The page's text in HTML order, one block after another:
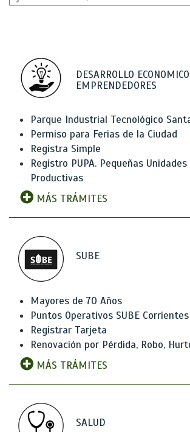
DESARROLLO
EMPRENDEDORES
Parque Industrial Tecnológico
Permiso para Ferias de la Ciudad
Registra Simple
Registro PUPA. Pequeñas Unidades
Productivas
MÁS TRÁMITES
SUBE
Mayores de 70 Años
Puntos Operativos SUBE Corrientes
Registrar Tarjeta
Renovación por Pérdida, Robo,
MÁS TRÁMITES
SALUD